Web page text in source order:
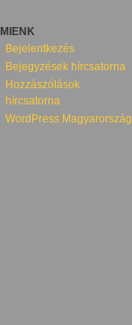
MIENK
Bejelentkezés
Bejegyzések hírcsatorna
Hozzászólások
hírcsatorna
WordPress Magyarország